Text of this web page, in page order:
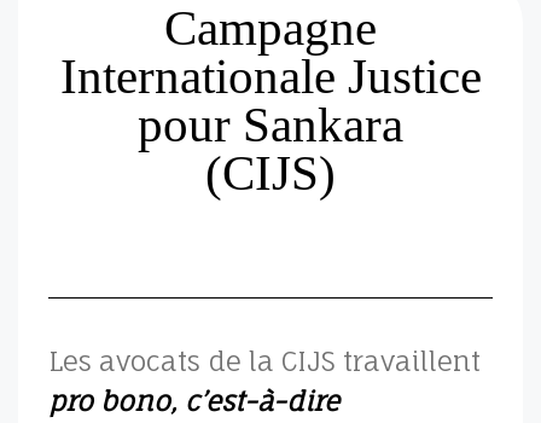
Campagne
Internationale Justice
pour Sankara
(CIJS)
Les avocats de la CIJS travaillent
pro bono, c’est-à-dire